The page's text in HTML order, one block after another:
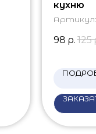
кухню
Артикул:
98 р. 125